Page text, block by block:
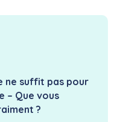
ne suffit pas pour
– Que vous
?